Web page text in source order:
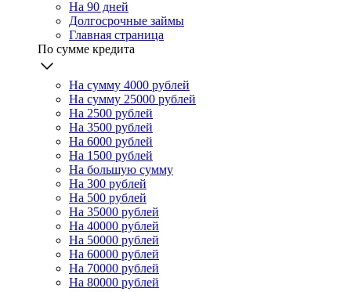
На 90 дней
Долгосрочные займы
Главная страница
По сумме кредита
На сумму 4000 рублей
На сумму 25000 рублей
На 2500 рублей
На 3500 рублей
На 6000 рублей
На 1500 рублей
На большую сумму
На 300 рублей
На 500 рублей
На 35000 рублей
На 40000 рублей
На 50000 рублей
На 60000 рублей
На 70000 рублей
На 80000 рублей